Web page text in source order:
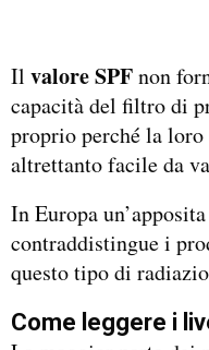
Il valore SPFnon
capacità del filtro di
proprio perché la loro
altrettanto facile da
In Europa
contraddistingue i
questo tipo di
Come leggere i